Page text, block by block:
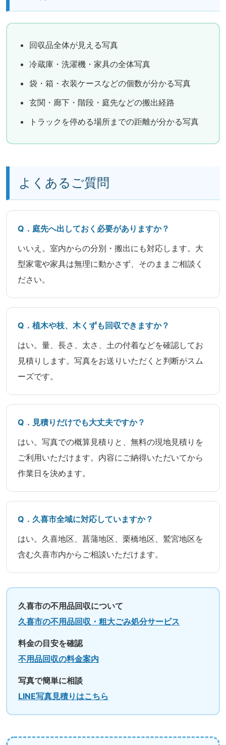
回収品全体が見える写真
冷蔵庫・洗濯機・家具の全体写真
袋・箱・衣装ケースなどの個数が分かる写真
玄関・廊下・階段・庭先などの搬出経路
トラックを停める場所までの距離が分かる写真
よくあるご質問
Q．庭先へ出しておく必要がありますか？
いいえ。室内からの分別・搬出にも対応します。大
型家電や家具は無理に動かさず、そのままご相談く
ださい。
Q．植木や枝、木くずも回収できますか？
はい。量、長さ、太さ、土の付着などを確認してお
見積りします。写真をお送りいただくと判断がスム
ーズです。
Q．見積りだけでも大丈夫ですか？
はい。写真での概算見積りと、無料の現地見積りを
ご利用いただけます。内容にご納得いただいてから
作業日を決めます。
Q．久喜市全域に対応していますか？
はい。久喜地区、菖蒲地区、栗橋地区、鷲宮地区を
含む久喜市内からご相談いただけます。
久喜市の不用品回収について
久喜市の不用品回収・粗大ごみ処分サービス
料金の目安を確認
不用品回収の料金案内
写真で簡単に相談
LINE写真見積りはこちら